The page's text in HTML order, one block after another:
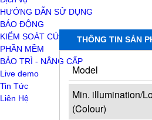
HƯỚNG DẪN SỬ DỤNG
BÁO ĐỘNG
KIỂM SOÁT CỬA
PHẦN MỀM
BẢO TRÌ - NÂNG CẤP
Live demo
Tin Tức
Liên Hệ
THÔNG TIN SẢN
Model
Min. illumination/
(Colour)